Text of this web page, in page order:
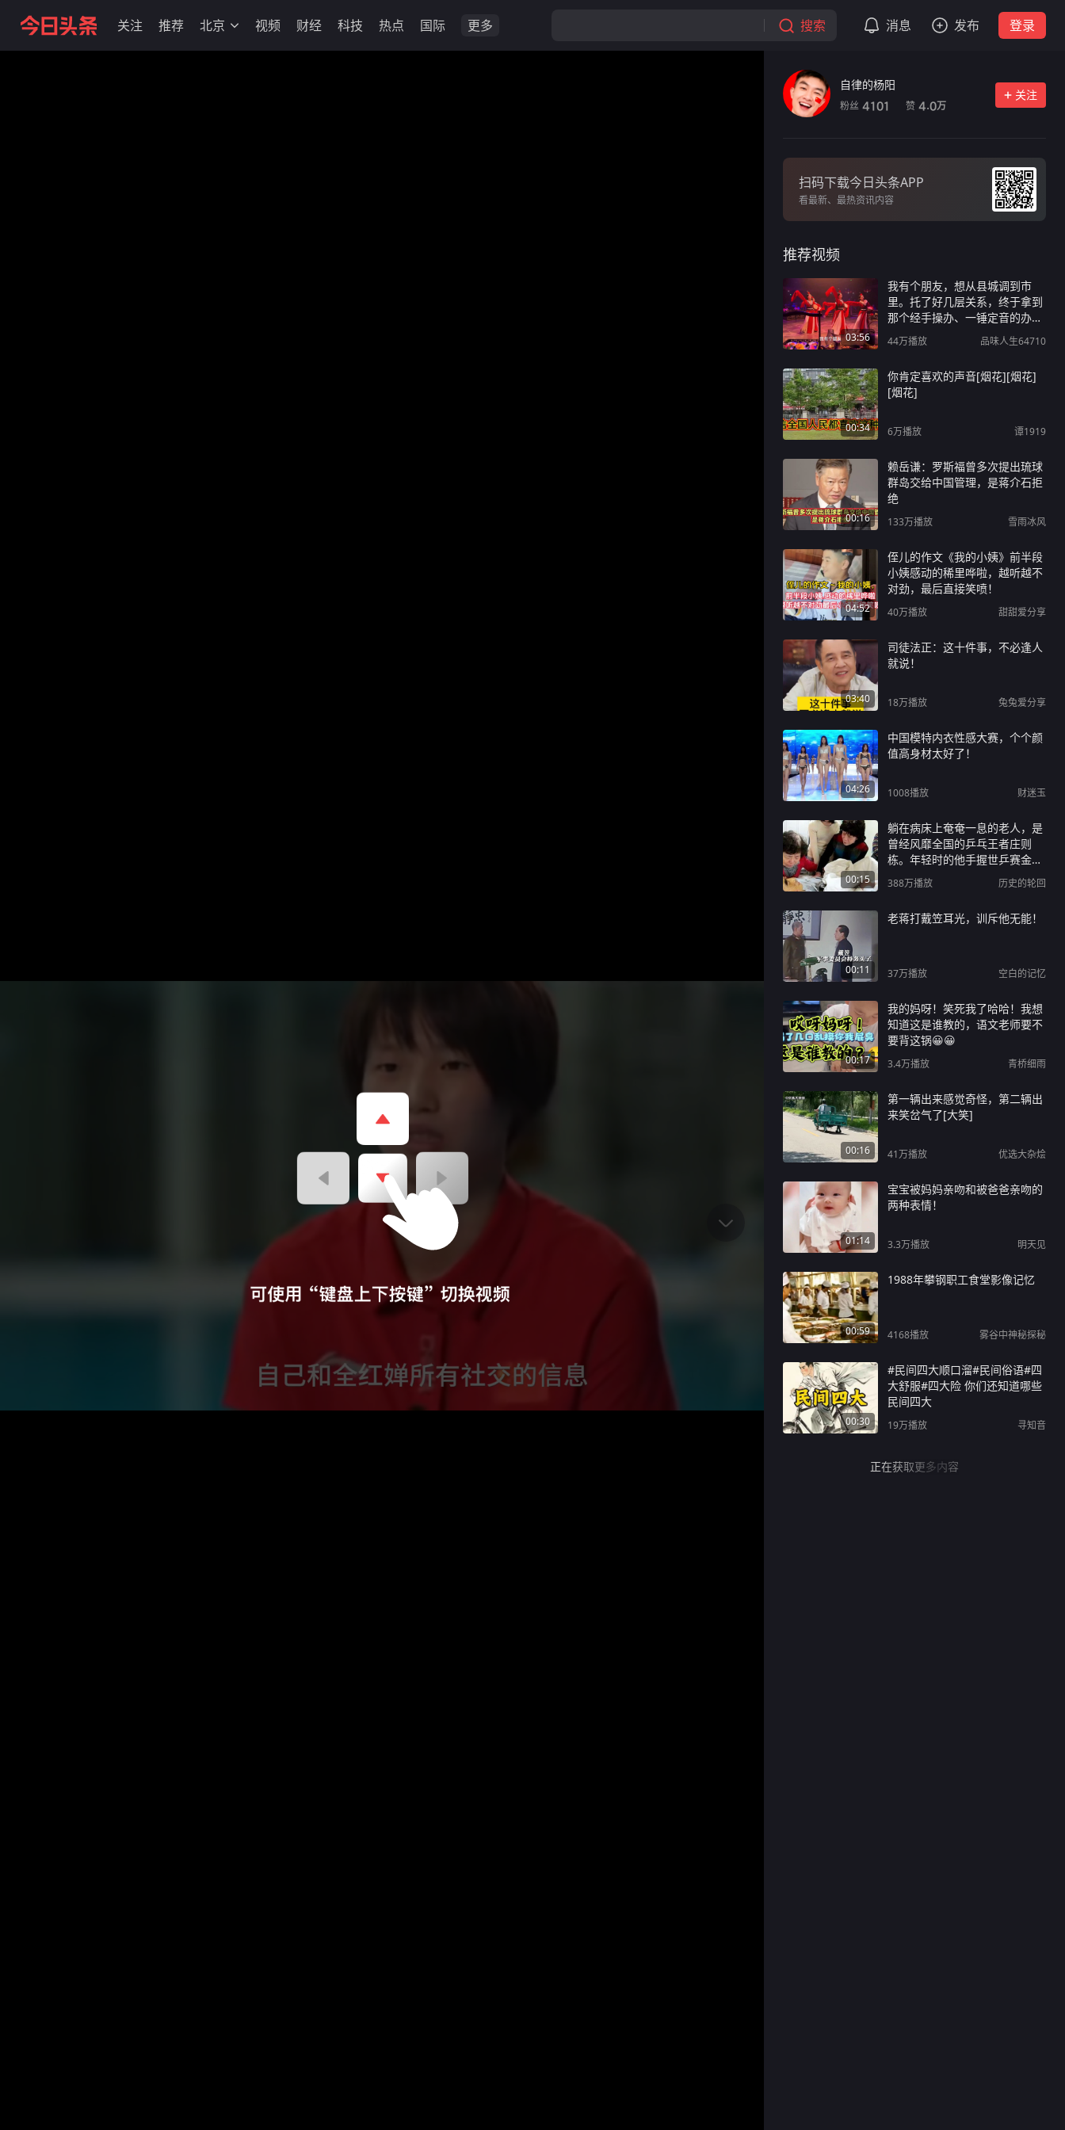
关注 推荐 北京 视频 财经 科技 热点 国际 更多 搜索 消息 发布 登录
自律的杨阳
粉丝 4101 赞 4.0万
关注
扫码下载今日头条APP
看最新、最热资讯内容
推荐视频
03:56
我有个朋友，想从县城调到市
里。托了好几层关系，终于拿到
那个经手操办、一锤定音的办事
人电话。他犹豫再三，号码在通
讯录里存了三天，他愣是没敢按
个陌生人开口，这事八成得黄；
可要是不打，这是最后唯一能调
#职场那些事 #个人成长
44万播放 品味人生64710
00:34
你肯定喜欢的声音[烟花][烟花]
[烟花]
6万播放 谭1919
00:16
赖岳谦：罗斯福曾多次提出琉球
群岛交给中国管理，是蒋介石拒
绝
133万播放 雪雨冰风
04:52
侄儿的作文《我的小姨》前半段
小姨感动的稀里哗啦，越听越不
对劲，最后直接笑喷！
40万播放 甜甜爱分享
03:40
司徒法正：这十件事，不必逢人
就说！
18万播放 兔兔爱分享
04:26
中国模特内衣性感大赛，个个颜
值高身材太好了！
1008播放 财迷玉
00:15
躺在病床上奄奄一息的老人，是
曾经风靡全国的乒乓王者庄则
栋。年轻时的他手握世乒赛金
牌，凭一次赛场偶遇，用一颗乒
乓球打破中美多年隔阂，成就
话，是刻在时代记忆里的英雄。
全身，数年治疗掏空积蓄。2013
的日本妻子佐佐木敦子紧紧捧着
他的脸庞，满眼悲痛不舍，一众
亲友静静守候在侧。当年她舍弃
故土、国籍奔赴中国，只为追随
挚爱，数十年朝夕相伴不离不
意气风发，她依旧寸步不离悉心
陪护。一生赛场拼搏、为国破
时代风云的传奇，带着众人的牵
与外交佳话，永远被世人铭记。
#庄则栋 #乒乓外交 #体坛往事
388万播放 历史的轮回
00:11
老蒋打戴笠耳光，训斥他无能！
37万播放 空白的记忆
00:17
我的妈呀！笑死我了哈哈！我想
知道这是谁教的，语文老师要不
要背这锅😀😀
3.4万播放 青桥细雨
00:16
第一辆出来感觉奇怪，第二辆出
来笑岔气了[大笑]
41万播放 优选大杂烩
01:14
宝宝被妈妈亲吻和被爸爸亲吻的
两种表情！
3.3万播放 明天见
00:59
1988年攀钢职工食堂影像记忆
4168播放 雾谷中神秘探秘
00:30
#民间四大顺口溜#民间俗语#四
大舒服#四大险 你们还知道哪些
民间四大
19万播放 寻知音
正在获取更多内容